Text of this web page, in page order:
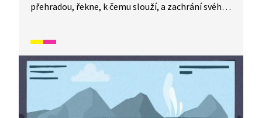
přehradou, řekne, k čemu slouží, a zachrání svého